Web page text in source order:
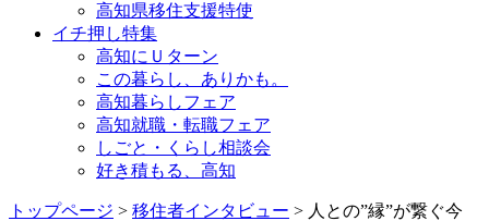
高知県移住支援特使
イチ押し特集
高知にＵターン
この暮らし、ありかも。
高知暮らしフェア
高知就職・転職フェア
しごと・くらし相談会
好き積もる、高知
トップページ > 移住者インタビュー > 人との”縁”が繋ぐ今